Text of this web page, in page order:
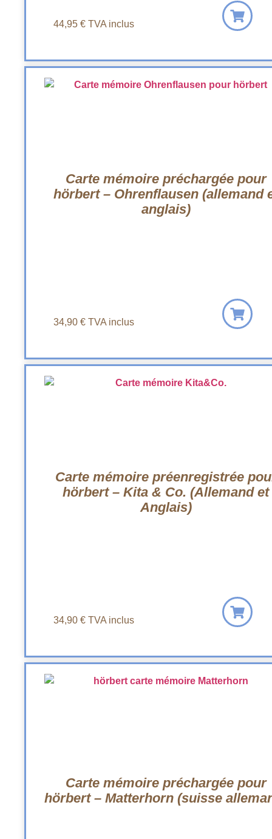
44,95 € TVA inclus
Carte mémoire préchargée pour
hörbert – Ohrenflausen (allemand
anglais)
34,90 € TVA inclus
Carte mémoire préenregistrée
hörbert – Kita & Co. (Allemand et
Anglais)
34,90 € TVA inclus
Carte mémoire préchargée pour
hörbert – Matterhorn (suisse